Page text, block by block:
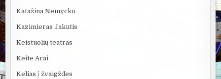
Katažina Nemycko
Kazimieras Jakutis
Keistuolių teatras
Keite Arai
Kelias į žvaigždes